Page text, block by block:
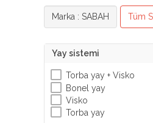
Marka : SABAH Tüm
Yay sistemi
Torba yay + Visko
Bonel yay
Visko
Torba yay